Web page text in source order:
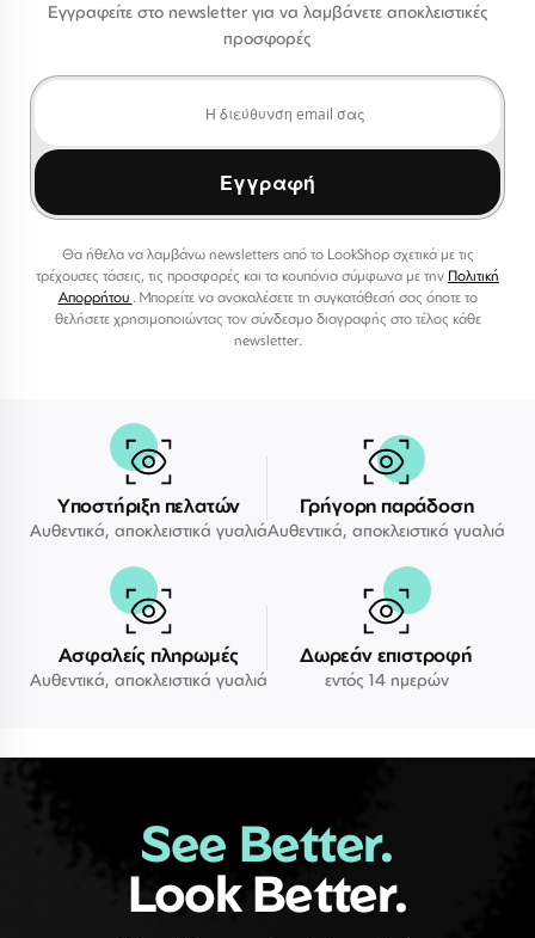
Εγγραφείτε στο newsletter για να λαμβάνετε αποκλειστικές
προσφορές
Εγγραφή
Θα ήθελα να λαμβάνω newsletters από το LookShop σχετικά με τις
τρέχουσες τάσεις, τις προσφορές και τα κουπόνια σύμφωνα με την Πολιτική
Απορρήτου . Μπορείτε να ανακαλέσετε τη συγκατάθεσή σας όποτε το
θελήσετε χρησιμοποιώντας τον σύνδεσμο διαγραφής στο τέλος κάθε
newsletter.
Υποστήριξη πελατών
Αυθεντικά, αποκλειστικά γυαλιά
Γρήγορη παράδοση
Αυθεντικά, αποκλειστικά γυαλιά
Ασφαλείς πληρωμές
Αυθεντικά, αποκλειστικά γυαλιά
Δωρεάν επιστροφή
εντός 14 ημερών
See Better.
Look Better.